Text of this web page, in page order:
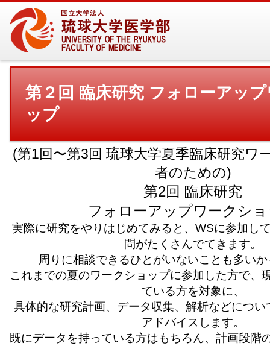
第２回 臨床研究 フォローアッ
ップ
(第1回〜第3回 琉球大学夏季臨床研究ワ
者のための)
第2回 臨床研究
フォローアップワークシ
実際に研究をやりはじめてみると、WSに参加し
問がたくさんでてきます。
周りに相談できるひとがいないことも多い
これまでの夏のワークショップに参加した方で、
ている方を対象に、
具体的な研究計画、データ収集、解析などにつ
アドバイスします。
既にデータを持っている方はもちろん、計画段階